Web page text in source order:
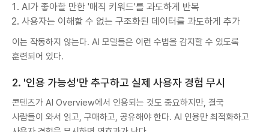
AI가 좋아할 만한 '매직 키워드'를 과도하게 반복
사용자는 이해할 수 없는 구조화된 데이터를 과도하게 추가
이는 작동하지 않는다. AI 모델들은 이런 수법을 감지할 수 있도록
훈련되어 있다.
2. '인용 가능성'만 추구하고 실제 사용자 경험 무시
콘텐츠가 AI Overview에서 인용되는 것도 중요하지만, 결국
사람들이 와서 읽고, 구매하고, 공유해야 한다. AI 인용만 최적화하고